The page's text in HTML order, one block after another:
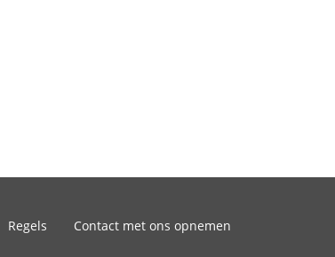
Regels Contact met ons opnemen